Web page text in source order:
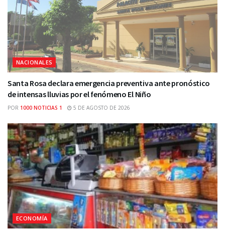
NACIONALES
Santa Rosa declara emergencia preventiva ante pronóstico
de intensas lluvias por el fenómeno El Niño
POR 1000 NOTICIAS 1 5 DE AGOSTO DE 2026
ECONOMÍA